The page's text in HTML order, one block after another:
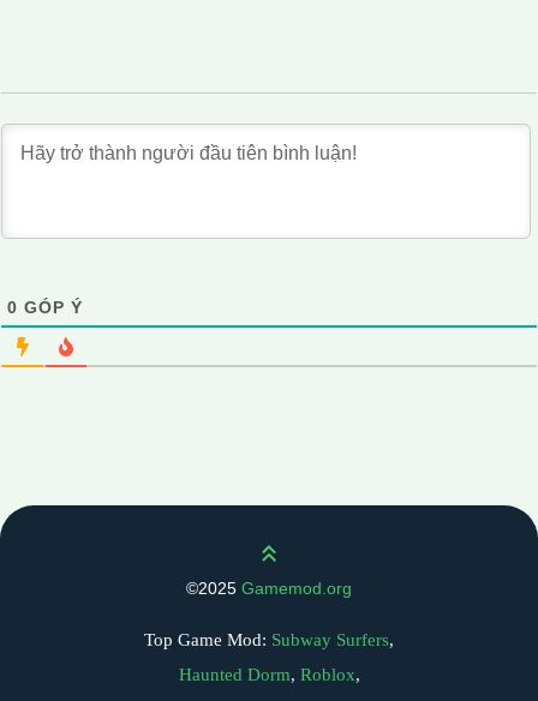
0 GÓP Ý
Scroll up
©2025 Gamemod.org
Top Game Mod: Subway Surfers,
Haunted Dorm, Roblox,